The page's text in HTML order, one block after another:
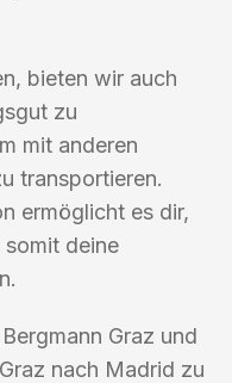
bieten wir auch
zu
mit anderen
transportieren.
ermöglicht es dir,
deine
Graz und
nach Madrid zu